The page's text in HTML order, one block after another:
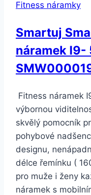
Fitness náramky
Smartuj
náramek I9-
Fitness náramek
výbornou
skvělý pomocník
pohybové
designu,
délce řemínku (
pro muže i ženy
náramek s